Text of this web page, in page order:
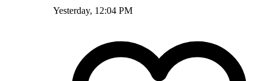
Yesterday, 12:04 PM